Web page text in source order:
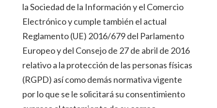
la Sociedad de la Información y el Comercio
Electrónico y cumple también el actual
Reglamento (UE) 2016/679 del Parlamento
Europeo y del Consejo de 27 de abril de 2016
relativo a la protección de las personas físicas
(RGPD) así como demás normativa vigente
por lo que se le solicitará su consentimiento